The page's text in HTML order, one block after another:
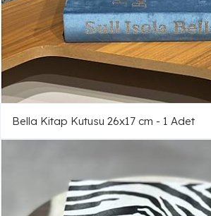
Bella Kitap Kutusu 26x17 cm - 1 Adet